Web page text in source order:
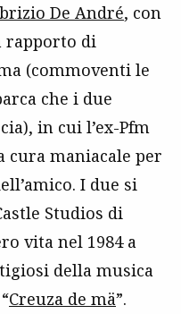
De André, con
rapporto di
(commoventi le
che i due
in cui l’ex-Pfm
cura maniacale per
I due si
Studios di
vita nel 1984 a
della musica
Creuza de mä”.